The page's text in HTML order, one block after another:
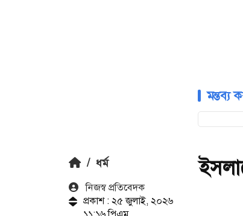
মন্তব্য
/ ধর্ম
নিজস্ব প্রতিবেদক
প্রকাশ : ২৫ জুলাই, ২০২৬